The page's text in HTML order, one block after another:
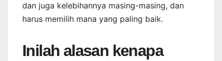
dan juga kelebihannya masing-masing, dan
harus memilih mana yang paling baik.
Inilah alasan kenapa